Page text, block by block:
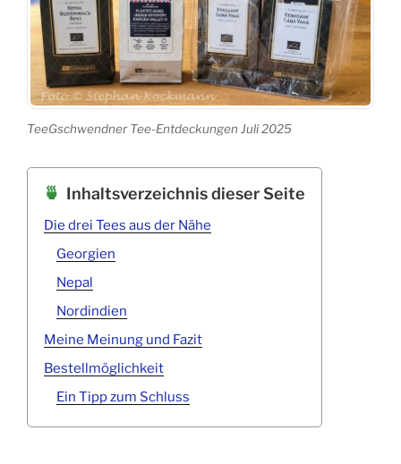
TeeGschwendner Tee-Entdeckungen Juli 2025
Inhaltsverzeichnis dieser Seite
Die drei Tees aus der Nähe
Georgien
Nepal
Nordindien
Meine Meinung und Fazit
Bestellmöglichkeit
Ein Tipp zum Schluss